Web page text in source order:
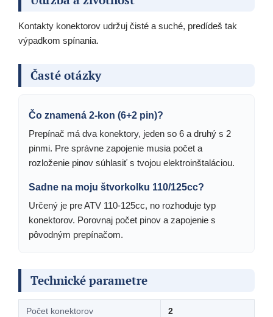
Kontakty konektorov udržuj čisté a suché, predídeš tak
výpadkom spínania.
Časté otázky
Čo znamená 2-kon (6+2 pin)?
Prepínač má dva konektory, jeden so 6 a druhý s 2
pinmi. Pre správne zapojenie musia počet a
rozloženie pinov súhlasiť s tvojou elektroinštaláciou.
Sadne na moju štvorkolku 110/125cc?
Určený je pre ATV 110-125cc, no rozhoduje typ
konektorov. Porovnaj počet pinov a zapojenie s
pôvodným prepínačom.
Technické parametre
Počet konektorov 2